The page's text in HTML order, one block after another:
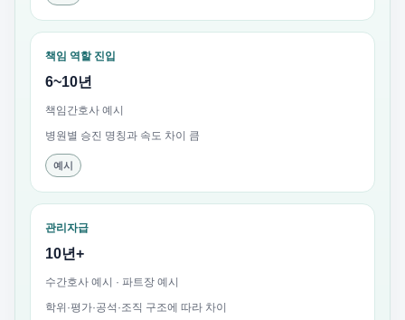
책임 역할 진입
6~10년
책임간호사 예시
병원별 승진 명칭과 속도 차이 큼
예시
관리자급
10년+
수간호사 예시 · 파트장 예시
학위·평가·공석·조직 구조에 따라 차이